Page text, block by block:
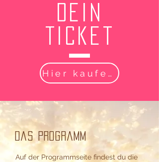
dein
ticket
Hier kaufen
Auf der Programmseite findest du die
Das Programm